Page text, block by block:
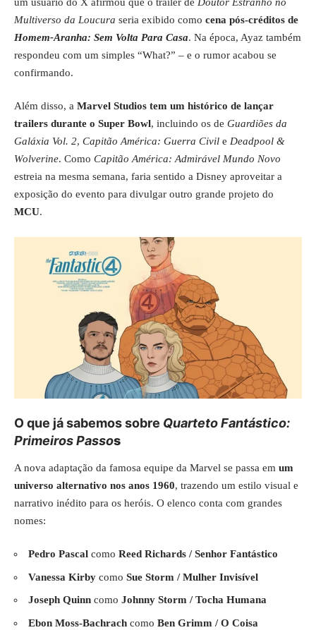
Multiverso da Loucura seria exibido como cena pós-créditos de
Homem-Aranha: Sem Volta Para Casa. Na época, Ayaz também
respondeu com um simples “What?” – e o rumor acabou se
confirmando.
Além disso, a Marvel Studios tem um histórico de lançar
trailers durante o Super Bowl, incluindo os de Guardiões da
Galáxia Vol. 2, Capitão América: Guerra Civil e Deadpool &
Wolverine. Como Capitão América: Admirável Mundo Novo
estreia na mesma semana, faria sentido a Disney aproveitar a
exposição do evento para divulgar outro grande projeto do
MCU.
O que já sabemos sobre Quarteto Fantástico:
Primeiros Passos
A nova adaptação da famosa equipe da Marvel se passa em um
universo alternativo nos anos 1960, trazendo um estilo visual e
narrativo inédito para os heróis. O elenco conta com grandes
nomes:
Pedro Pascal como Reed Richards / Senhor Fantástico
Vanessa Kirby como Sue Storm / Mulher Invisível
Joseph Quinn como Johnny Storm / Tocha Humana
Ebon Moss-Bachrach como Ben Grimm / O Coisa